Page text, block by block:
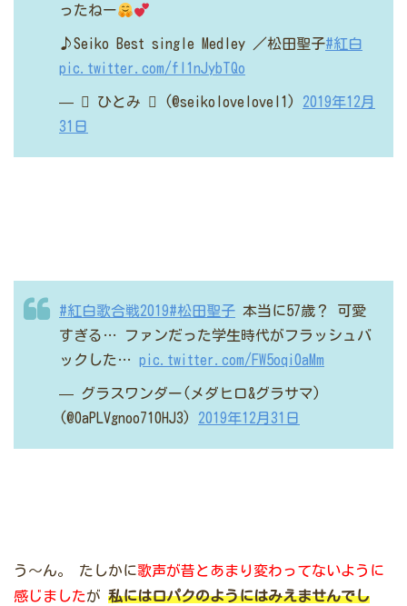
ったねー
♪Seiko Best single Medley ／松田聖子#紅白
pic.twitter.com/fI1nJybTQo
—  ひとみ  (@seikolovelovel1) 2019年12月
31日
#紅白歌合戦2019#松田聖子 本当に57歳？
可愛
すぎる…
ファンだった学生時代がフラッシュバ
ックした… pic.twitter.com/FW5oqi0aMm
— グラスワンダー(メダヒロ&グラサマ)
(@0aPLVgnoo710HJ3) 2019年12月31日
う～ん。 たしかに歌声が昔とあまり変わってないように
感じましたが 私には口パクのようにはみえませんでし